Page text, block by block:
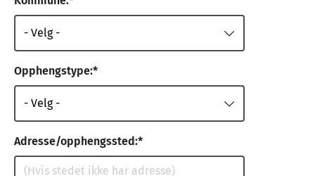
Opphengstype:
Adresse/opphengssted: